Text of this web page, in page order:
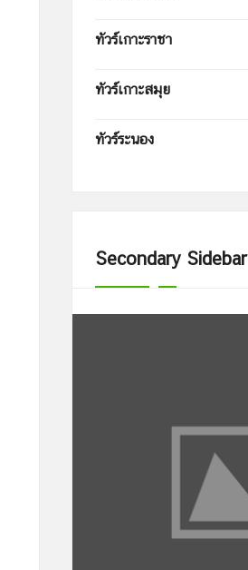
ทัวร์เกาะราชา
ทัวร์เกาะสมุย
ทัวร์ระนอง
Secondary Sidebar